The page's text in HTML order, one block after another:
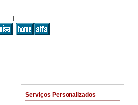
Serviços Personalizados